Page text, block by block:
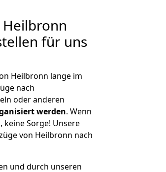
für uns
Heilbronn lange im
nach
oder anderen
werden. Wenn
keine Sorge! Unsere
von Heilbronn nach
und durch unseren